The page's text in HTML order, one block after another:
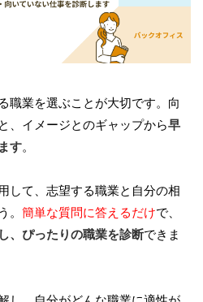
職業を選ぶことが大切です。向
、イメージとのギャップから早
す。
して、志望する職業と自分の相
。 簡単な質問に答えるだけで、
、ぴったりの職業を診断できま